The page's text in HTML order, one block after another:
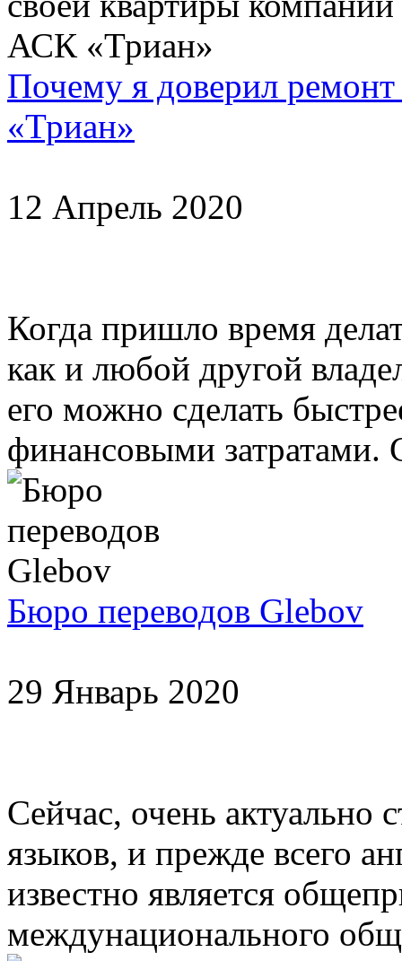
Почему я доверил
«Триан»
12 Апрель 2020
Когда пришло время
как и любой другой
его можно сделать
финансовыми затратами.
Бюро переводов Glebov
29 Январь 2020
Сейчас, очень актуально
языков, и прежде всего
известно является
междунационального